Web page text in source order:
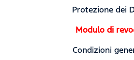
Protezione dei
Modulo di
Condizioni